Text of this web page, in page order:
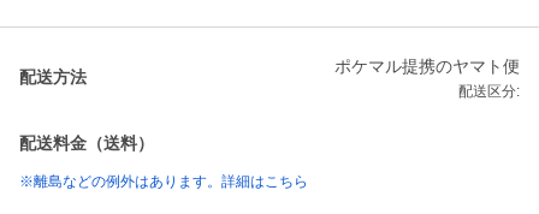
配送方法
ポケマル提携のヤマト便
配送区分:
配送料金（送料）
※離島などの例外はあります。詳細はこちら